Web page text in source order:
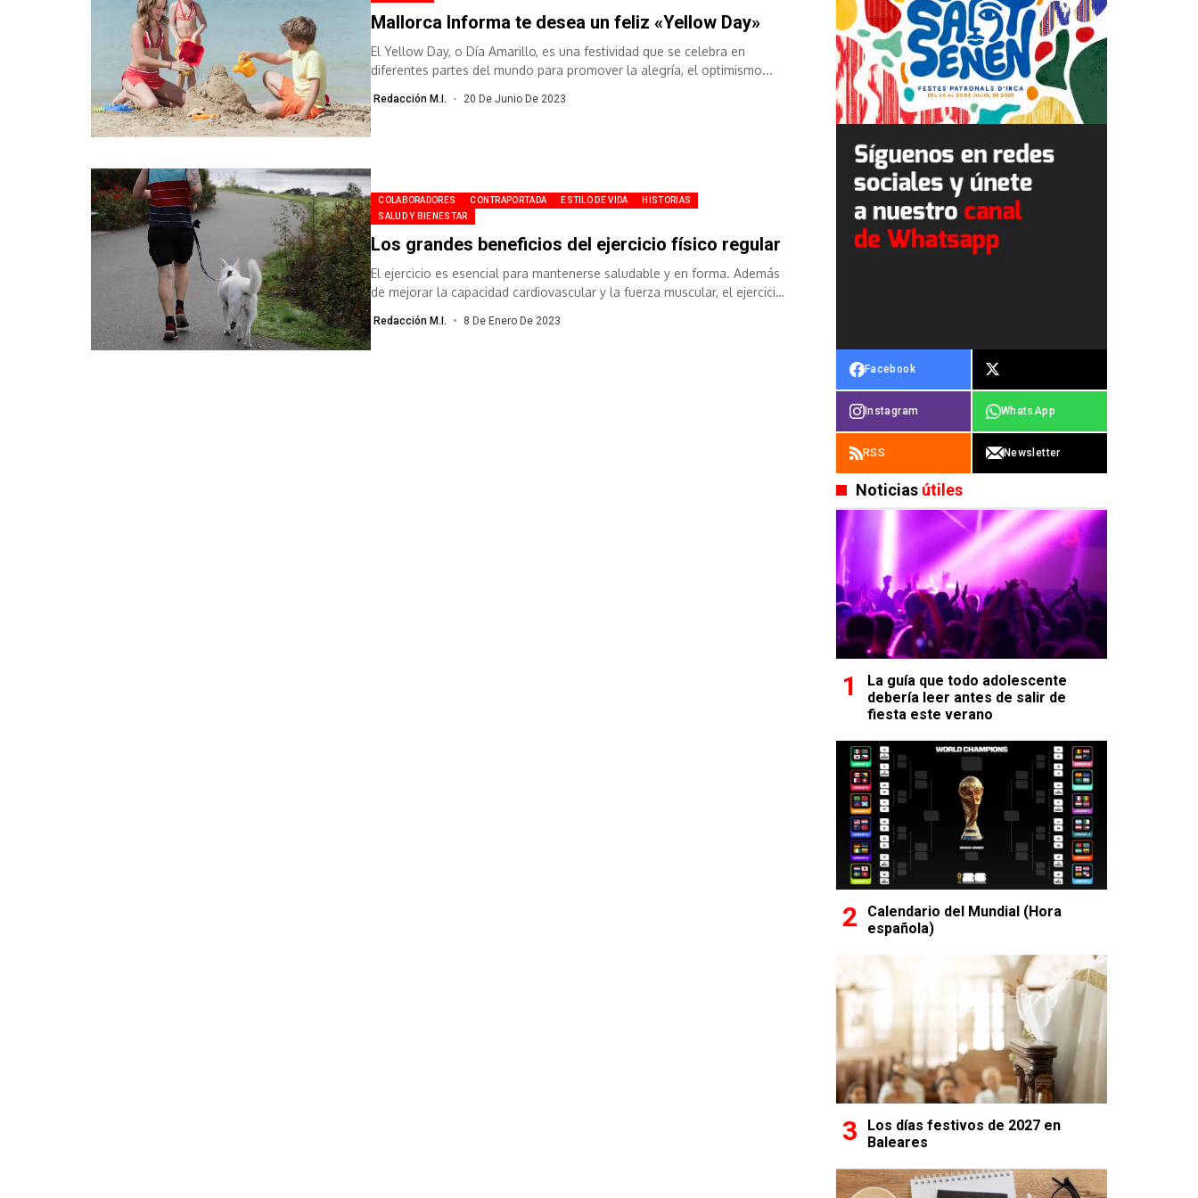
Mallorca Informa te desea un feliz «Yellow Day»
El Yellow Day, o Día Amarillo, es una festividad que se celebra en
diferentes partes del mundo para promover la alegría, el optimismo...
Redacción M.I. 20 De Junio De 2023
COLABORADORES CONTRAPORTADA ESTILO DE VIDA
HISTORIAS
SALUD Y BIENESTAR
Los grandes beneficios del ejercicio físico regular
El ejercicio es esencial para mantenerse saludable y en forma. Además
de mejorar la capacidad cardiovascular y la fuerza muscular, el ejercicio
Redacción M.I. 8 De Enero De 2023
Facebook
Instagram WhatsApp
RSS Newsletter
Noticias útiles
La guía que todo adolescente
debería leer antes de salir de
fiesta este verano
Calendario del Mundial (Hora
española)
Los días festivos de 2027 en
Baleares